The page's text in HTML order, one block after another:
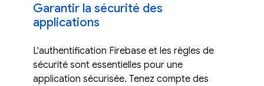
Garantir la sécurité des
applications
L'authentification Firebase et les règles de
sécurité sont essentielles pour une
application sécurisée. Tenez compte des